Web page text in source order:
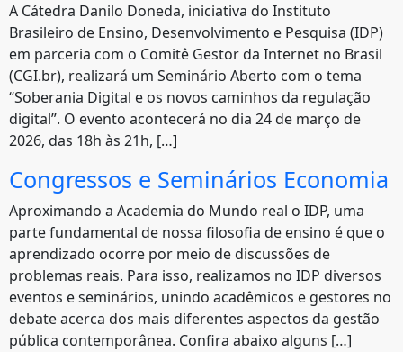
A Cátedra Danilo Doneda, iniciativa do Instituto
Brasileiro de Ensino, Desenvolvimento e Pesquisa (IDP)
em parceria com o Comitê Gestor da Internet no Brasil
(CGI.br), realizará um Seminário Aberto com o tema
“Soberania Digital e os novos caminhos da regulação
digital”. O evento acontecerá no dia 24 de março de
2026, das 18h às 21h, […]
Congressos e Seminários Economia
Aproximando a Academia do Mundo real o IDP, uma
parte fundamental de nossa filosofia de ensino é que o
aprendizado ocorre por meio de discussões de
problemas reais. Para isso, realizamos no IDP diversos
eventos e seminários, unindo acadêmicos e gestores no
debate acerca dos mais diferentes aspectos da gestão
pública contemporânea. Confira abaixo alguns […]